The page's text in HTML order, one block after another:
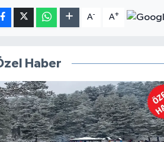
A- A+
Haber